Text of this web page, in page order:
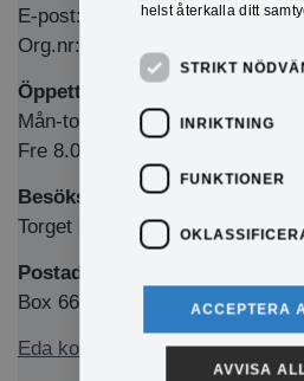
E-post: kommun@eda.se
Org.nr: 212000-1769
Öppettider Medborgarkontor/
Mån-tors 8.00-12.00 & 13.00-
Fre 8.00-12.00 & 13.00-15.00
Besöksadress
Torget 1, 673 32 Charlottenberg
Postadress
Box 66, 673 22 Charlottenberg
Eda kommun på Facebook
helst återkalla ditt
STRIKT
INRIKTNING
FUNKTIONER
ACCEPTERA
AVVISA